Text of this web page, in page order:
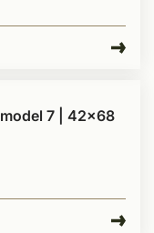
7 | 42x68